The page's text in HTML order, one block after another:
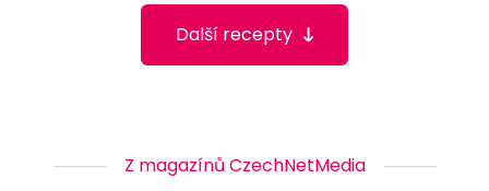
Další recepty
Z magazínů CzechNetMedia